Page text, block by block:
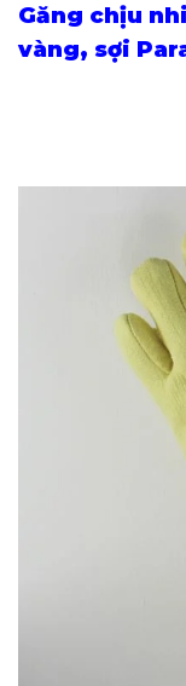
Găng chịu
vàng, sợi